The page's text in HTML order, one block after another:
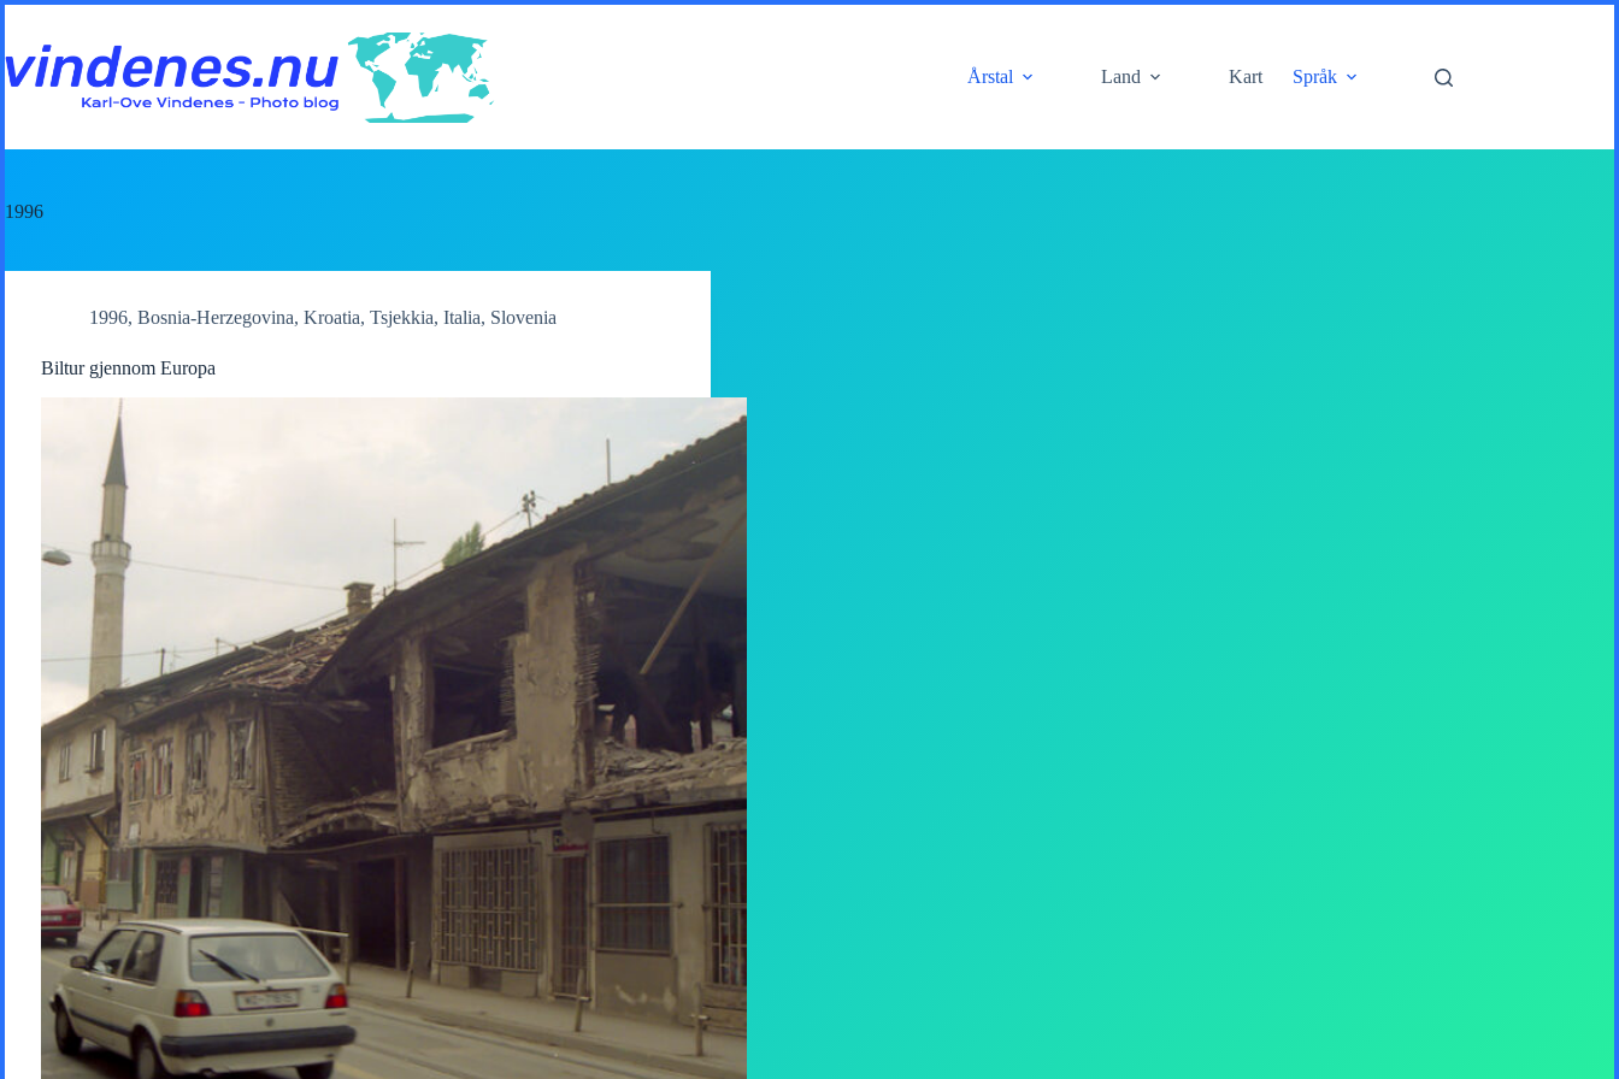
content
Årstal
Land Kart Språk
1996
1996, Bosnia-Herzegovina, Kroatia, Tsjekkia, Italia, Slovenia
Biltur gjennom Europa